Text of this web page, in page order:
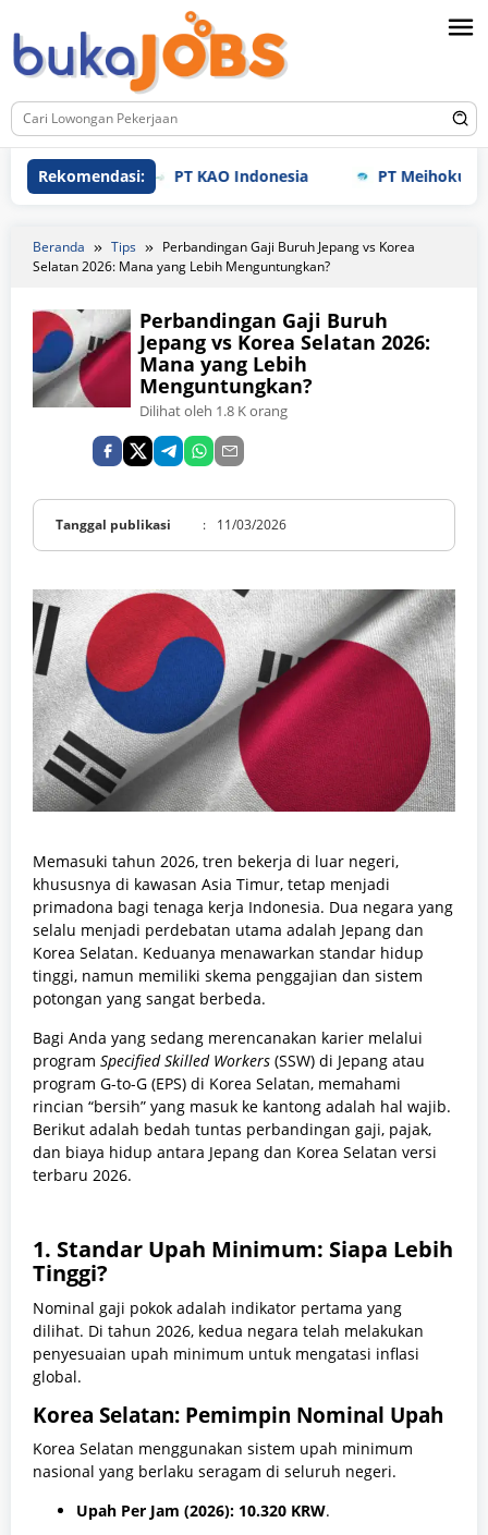
ke
konten
Rekomendasi:PT KAO Indonesia PT Meihoku
Beranda Tips
Perbandingan Gaji Buruh Jepang vs Korea
Selatan 2026: Mana yang Lebih Menguntungkan?
Perbandingan Gaji Buruh
Jepang vs Korea Selatan 2026:
Mana yang Lebih
Menguntungkan?
Dilihat oleh 1.8 K orang
Tanggal publikasi : 11/03/2026
Memasuki tahun 2026, tren bekerja di luar negeri,
khususnya di kawasan Asia Timur, tetap menjadi
primadona bagi tenaga kerja Indonesia. Dua negara yang
selalu menjadi perdebatan utama adalah Jepang dan
Korea Selatan. Keduanya menawarkan standar hidup
tinggi, namun memiliki skema penggajian dan sistem
potongan yang sangat berbeda.
Bagi Anda yang sedang merencanakan karier melalui
program Specified Skilled Workers (SSW) di Jepang atau
program G-to-G (EPS) di Korea Selatan, memahami
rincian “bersih” yang masuk ke kantong adalah hal wajib.
Berikut adalah bedah tuntas perbandingan gaji, pajak,
dan biaya hidup antara Jepang dan Korea Selatan versi
terbaru 2026.
1. Standar Upah Minimum: Siapa Lebih
Tinggi?
Nominal gaji pokok adalah indikator pertama yang
dilihat. Di tahun 2026, kedua negara telah melakukan
penyesuaian upah minimum untuk mengatasi inflasi
global.
Korea Selatan: Pemimpin Nominal Upah
Korea Selatan menggunakan sistem upah minimum
nasional yang berlaku seragam di seluruh negeri.
Upah Per Jam (2026): 10.320 KRW.